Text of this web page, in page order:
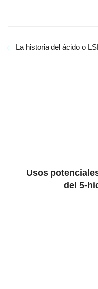
La historia del ácido o
Usos
del 5-